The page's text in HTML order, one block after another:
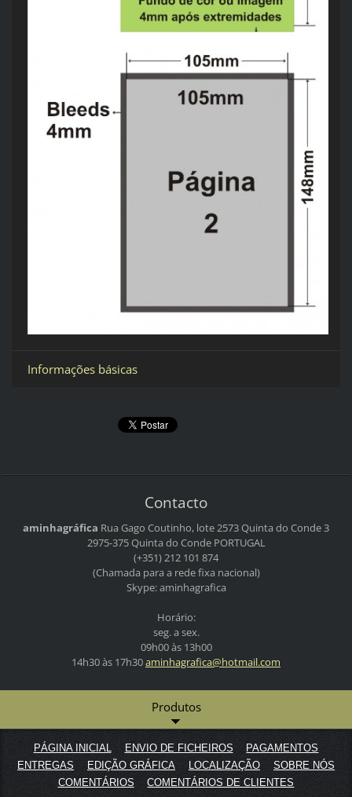
Informações básicas
Contacto
aminhagráfica Rua Gago Coutinho, lote 2573Quinta do Conde 3
2975-375 Quinta do CondePORTUGAL
(+351) 212 101 874
(Chamada para a rede fixa nacional)
Skype: aminhagrafica
Horário:
seg. a sex.
09h00 às 13h00
14h30 às 17h30aminhagrafica@hotmail.com
Produtos
PÁGINA INICIAL ENVIO DE FICHEIROS
PAGAMENTOS
ENTREGAS
EDIÇÃO GRÁFICA LOCALIZAÇÃO
SOBRE NÓS
COMENTÁRIOS
COMENTÁRIOS DE CLIENTES